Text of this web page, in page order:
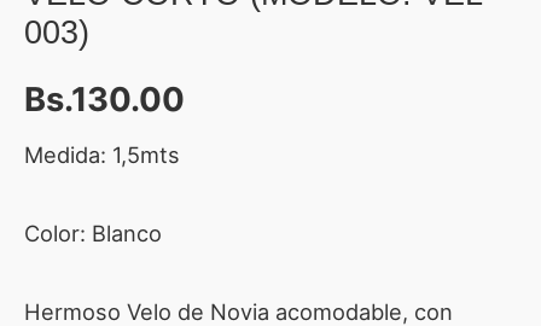
003)
Bs.130.00
Medida: 1,5mts
Color: Blanco
Hermoso Velo de Novia acomodable, con